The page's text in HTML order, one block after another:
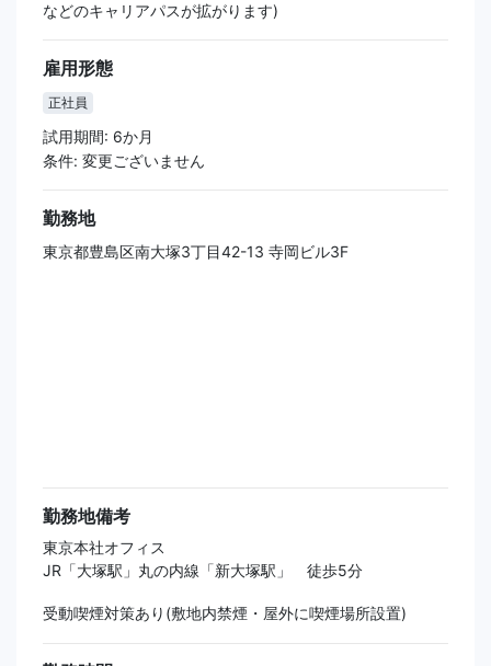
などのキャリアパスが拡がります)
雇用形態
正社員
試用期間: 6か月
条件: 変更ございません
勤務地
東京都豊島区南大塚3丁目42-13 寺岡ビル3F
勤務地備考
東京本社オフィス
JR「大塚駅」丸の内線「新大塚駅」 徒歩5分
受動喫煙対策あり(敷地内禁煙・屋外に喫煙場所設置)